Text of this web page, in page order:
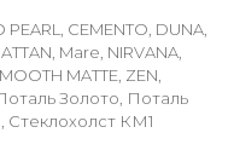
PEARL, CEMENTO, DUNA,
Mare, NIRVANA,
MATTE, ZEN,
Золото, Поталь
КМ1